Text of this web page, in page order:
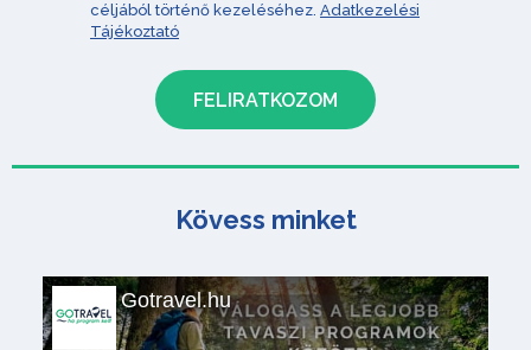
céljából történő kezeléséhez. Adatkezelési
Tájékoztató
Kövess minket
Gotravel.hu